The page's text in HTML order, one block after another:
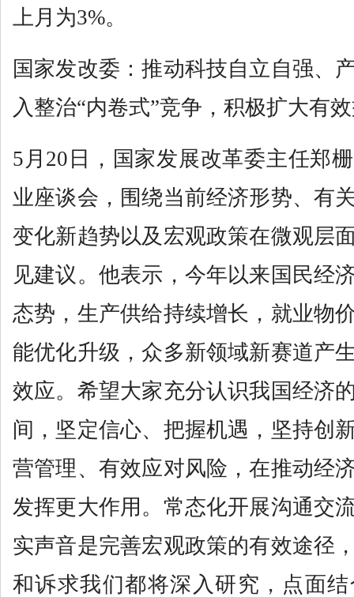
上月为3%。
国家发改委：推动科技自立自强、
入整治“内卷式”竞争，积极扩大有
5月20日，国家发展改革委主任郑
业座谈会，围绕当前经济形势、有
变化新趋势以及宏观政策在微观层
见建议。他表示，今年以来国民经
态势，生产供给持续增长，就业物
能优化升级，众多新领域新赛道产
效应。希望大家充分认识我国经济
间，坚定信心、把握机遇，坚持创
营管理、有效应对风险，在推动经
发挥更大作用。常态化开展沟通交
实声音是完善宏观政策的有效途径
和诉求我们都将深入研究，点面